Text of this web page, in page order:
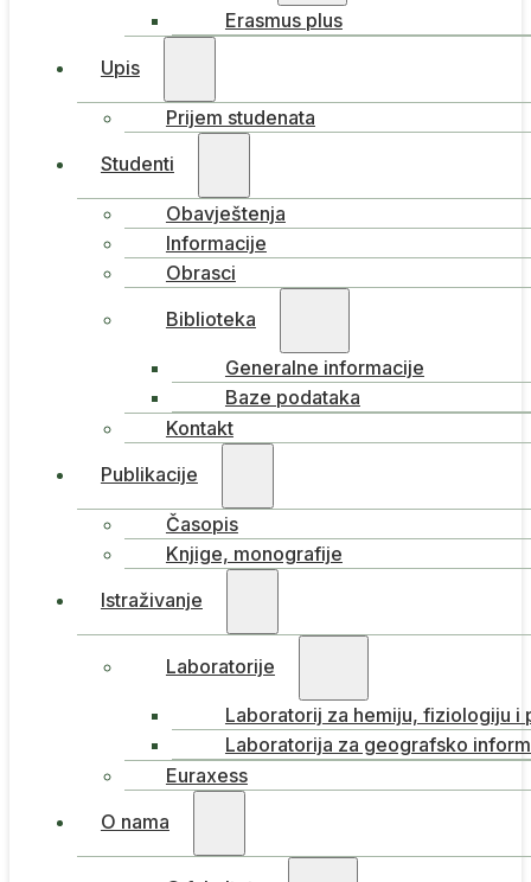
Erasmus plus
Upis
Prijem studenata
Studenti
Obavještenja
Informacije
Obrasci
Biblioteka
Generalne informacije
Baze podataka
Kontakt
Publikacije
Časopis
Knjige, monografije
Istraživanje
Laboratorije
Laboratorij za hemiju, fiziologiju i
Laboratorija za geografsko
Euraxess
O nama